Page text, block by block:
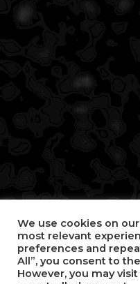
We use cookies on
most relevant
preferences and
All”, you consent to
However, you may